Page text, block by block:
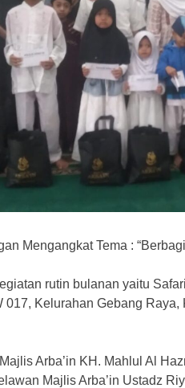
Mengangkat Tema :
rutin bulanan yaitu
Kelurahan Gebang
Arba’in KH. Mahlul Al
Majlis Arba’in Ustadz